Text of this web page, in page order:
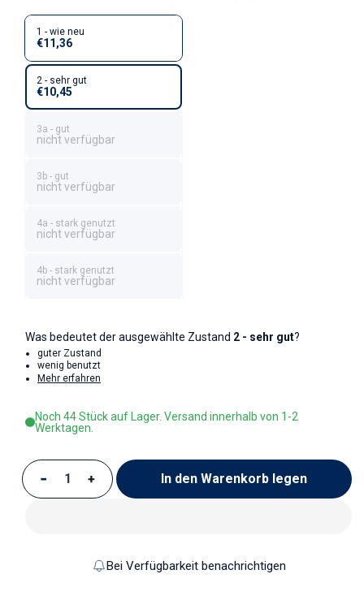
1 - wie neu
€11,36
2 - sehr gut
€10,45
3a - gut
nicht verfügbar
3b - gut
nicht verfügbar
4a - stark genutzt
nicht verfügbar
4b - stark genutzt
nicht verfügbar
Was bedeutet der ausgewählte Zustand 2 - sehr gut?
guter Zustand
wenig benutzt
Mehr erfahren
Noch 44 Stück auf Lager. Versand innerhalb von 1-2
Werktagen.
Verringere die Menge für Kaffeetasse
Erhöhe die Menge für Kaffeetasse
In den Warenkorb legen
Bei Verfügbarkeit benachrichtigen